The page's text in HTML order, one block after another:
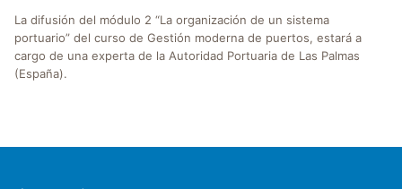
La difusión del módulo 2 “La organización de un sistema
portuario” del curso de Gestión moderna de puertos, estará a
cargo de una experta de la Autoridad Portuaria de Las Palmas
(España).